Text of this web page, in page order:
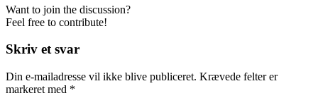
Want to join the discussion?
Feel free to contribute!
Skriv et svar
Din e-mailadresse vil ikke blive publiceret. Krævede felter er
markeret med *